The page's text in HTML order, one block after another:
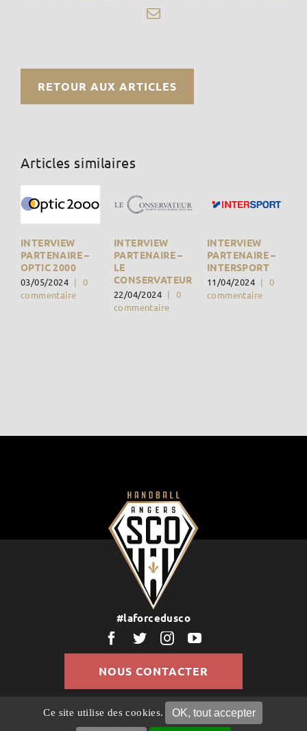
Ce site utilise des cookies. OK, tout accepter
Email
RETOUR AUX ARTICLES
Articles similaires
INTERVIEW
PARTENAIRE –
OPTIC 2000
03/05/2024 |
0
commentaire
INTERVIEW
PARTENAIRE –
LE
CONSERVATEUR
22/04/2024 |
0
commentaire
INTERVIEW
PARTENAIRE –
INTERSPORT
11/04/2024 |
0
commentaire
#laforcedusco
NOUS CONTACTER
© Copyright 2022 | Tous droits réservés | Politique de